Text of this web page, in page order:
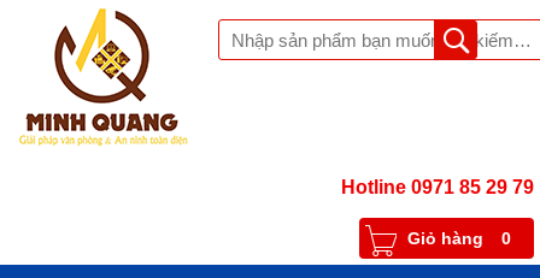
Hotline 0971 85 29 79
Giỏ hàng 0